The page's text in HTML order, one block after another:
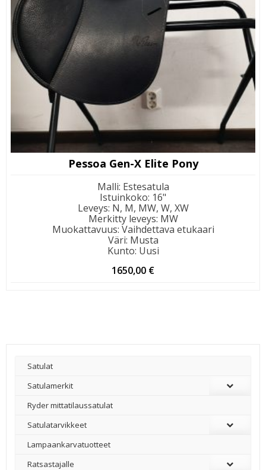
Pessoa Gen-X Elite Pony
Malli: Estesatula
Istuinkoko: 16"
Leveys: N, M, MW, W, XW
Merkitty leveys: MW
Muokattavuus: Vaihdettava etukaari
Väri: Musta
Kunto: Uusi
1650,00 €
Satulat
Satulamerkit
Ryder mittatilaussatulat
Satulatarvikkeet
–
Lampaankarvatuotteet
Ratsastajalle